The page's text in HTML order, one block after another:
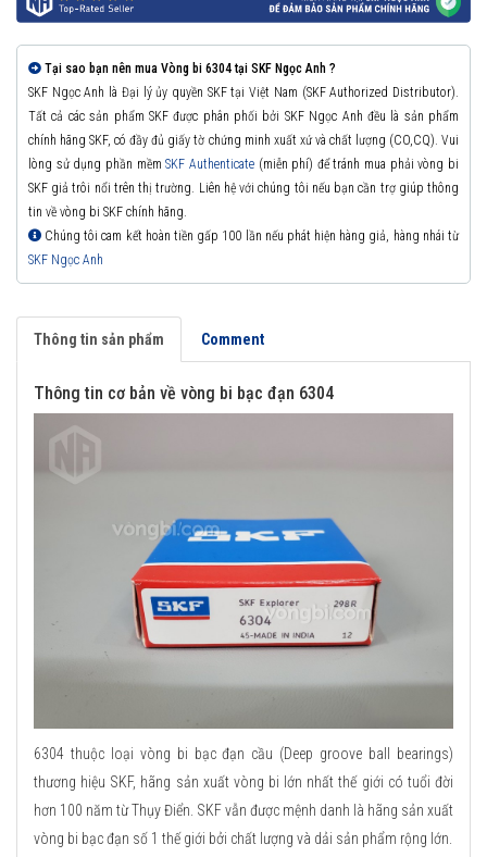
Tại sao bạn nên mua Vòng bi 6304 tại SKF Ngọc Anh ?
SKF Ngọc Anh là Đại lý ủy quyền SKF tại Việt Nam (SKF Authorized Distributor).
Tất cả các sản phẩm SKF được phân phối bởi SKF Ngọc Anh đều là sản phẩm
chính hãng SKF, có đầy đủ giấy tờ chứng minh xuất xứ và chất lượng (CO,CQ). Vui
lòng sử dụng phần mềmSKF Authenticate(miễn phí) để tránh mua phải vòng bi
SKF giả trôi nổi trên thị trường. Liên hệ với chúng tôi nếu bạn cần trợ giúp thông
tin về vòng bi SKF chính hãng.
Chúng tôi cam kết hoàn tiền gấp 100 lần nếu phát hiện hàng giả, hàng nhái từ
SKF Ngọc Anh
Thông tin sản phẩm Comment
Thông tin cơ bản về vòng bi bạc đạn 6304
6304 thuộc loại vòng bi bạc đạn cầu (Deep groove ball bearings)
thương hiệu SKF, hãng sản xuất vòng bi lớn nhất thế giới có tuổi đời
hơn 100 năm từ Thụy Điển. SKF vẫn được mệnh danh là hãng sản xuất
vòng bi bạc đạn số 1 thế giới bởi chất lượng và dải sản phẩm rộng lớn.